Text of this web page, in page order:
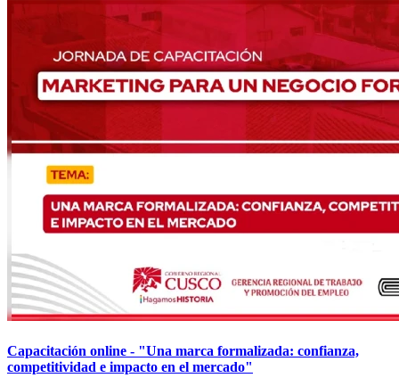
Capacitación online - "Una marca formalizada: confianza,
competitividad e impacto en el mercado"